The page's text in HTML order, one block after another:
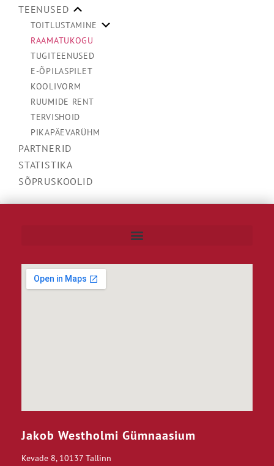
TEENUSED
TOITLUSTAMINE
RAAMATUKOGU
TUGITEENUSED
E-ÕPILASPILET
KOOLIVORM
RUUMIDE RENT
TERVISHOID
PIKAPÄEVARÜHM
PARTNERID
STATISTIKA
SÕPRUSKOOLID
Jakob Westholmi Gümnaasium
Kevade 8, 10137 Tallinn